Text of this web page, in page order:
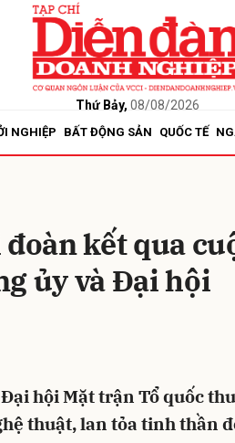
Thứ Bảy, 08/08/2026
NGHIỆP BẤT ĐỘNG SẢN QUỐC TẾ
kết qua
ủy và Đại hội
hội Mặt trận Tổ quốc thu
thuật, lan tỏa tinh thần